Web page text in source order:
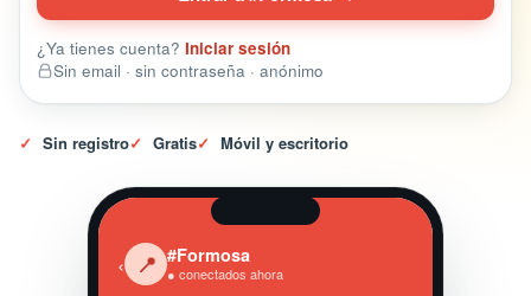
¿Ya tienes cuenta? Iniciar sesión
Sin email · sin contraseña · anónimo
✓ Sin registro✓ Gratis✓ Móvil y escritorio
‹ 📍 #Formosa
● conectados ahora